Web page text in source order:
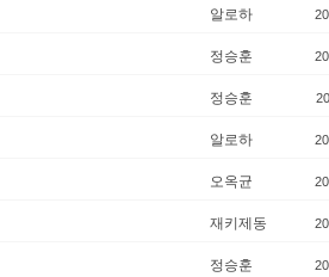
알로하
정승훈
정승훈
알로하
오옥균
재키제동
정승훈